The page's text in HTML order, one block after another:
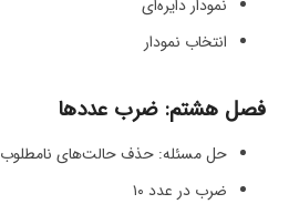
نمودار دایره‌ای
انتخاب نمودار
فصل هشتم: ضرب عددها
حل مسئله: حذف حالت‌های نامطلوب
ضرب در عدد ۱۰